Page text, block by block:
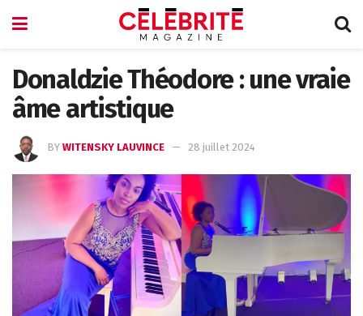
Donaldzie Théodore : une vraie
âme artistique
BY WITENSKY LAUVINCE 28 juillet 2024